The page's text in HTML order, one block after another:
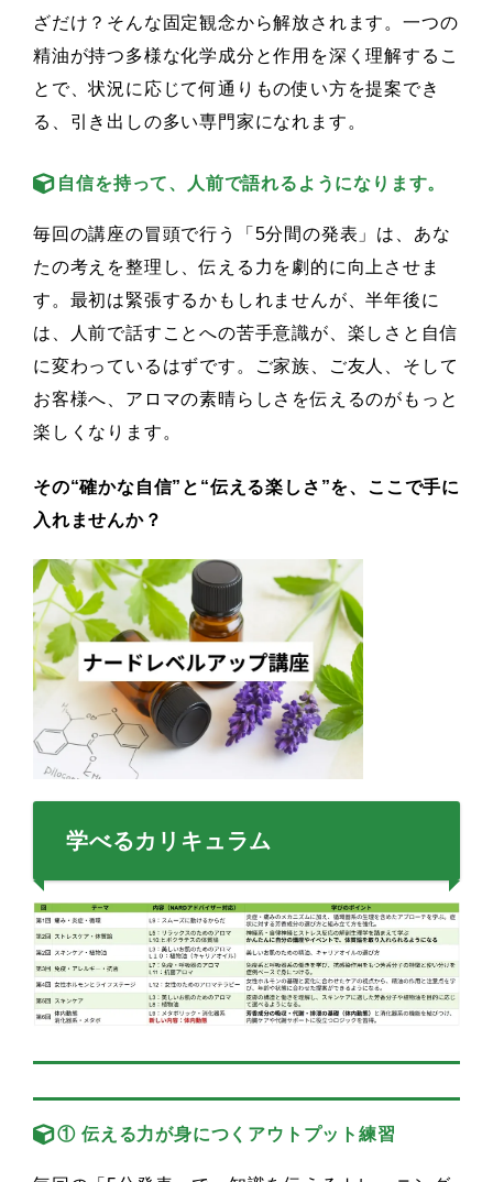
ざだけ？そんな固定観念から解放されます。一つの
精油が持つ多様な化学成分と作用を深く理解するこ
とで、状況に応じて何通りもの使い方を提案でき
る、引き出しの多い専門家になれます。
自信を持って、人前で語れるようになります。
毎回の講座の冒頭で行う「5分間の発表」は、あな
たの考えを整理し、伝える力を劇的に向上させま
す。最初は緊張するかもしれませんが、半年後に
は、人前で話すことへの苦手意識が、楽しさと自信
に変わっているはずです。
ご家族、ご友人、そして
お客様へ、アロマの素晴らしさを伝えるのがもっと
楽しくなります。
その“確かな自信”と“伝える楽しさ”を、ここで手に
入れませんか？
学べるカリキュラム
① 伝える力が身につくアウトプット練習